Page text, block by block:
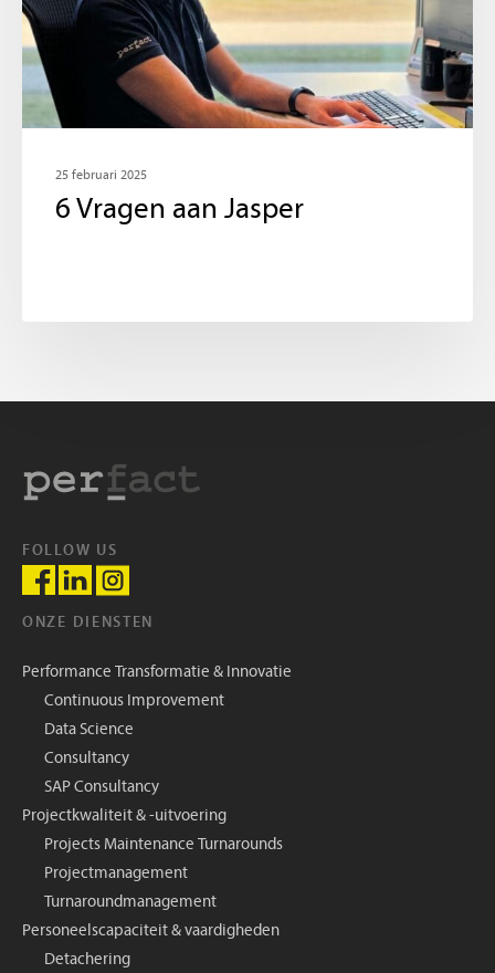
25 februari 2025
6 Vragen aan Jasper
FOLLOW US
ONZE DIENSTEN
Performance Transformatie & Innovatie
Continuous Improvement
Data Science
Consultancy
SAP Consultancy
Projectkwaliteit & -uitvoering
Projects Maintenance Turnarounds
Projectmanagement
Turnaroundmanagement
Personeelscapaciteit & vaardigheden
Detachering